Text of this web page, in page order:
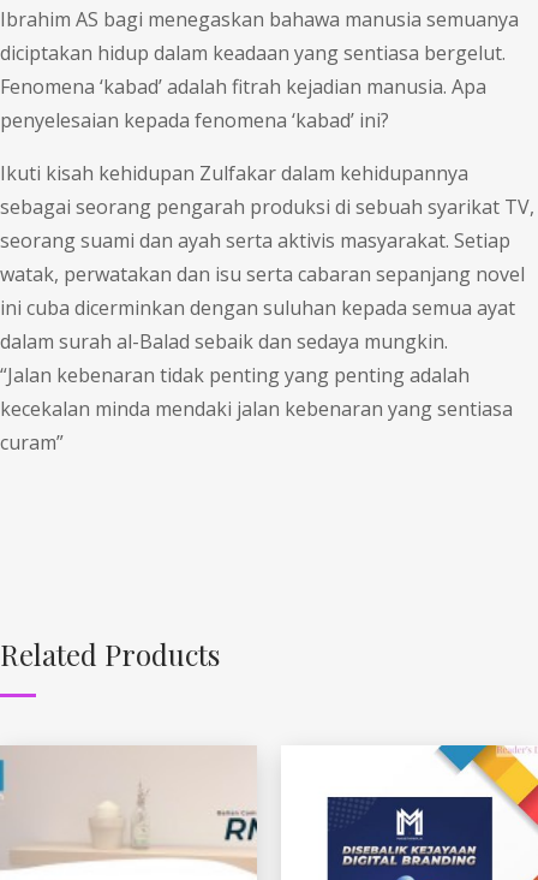
Ibrahim AS bagi menegaskan bahawa manusia semuanya
diciptakan hidup dalam keadaan yang sentiasa bergelut.
Fenomena ‘kabad’ adalah fitrah kejadian manusia. Apa
penyelesaian kepada fenomena ‘kabad’ ini?
Ikuti kisah kehidupan Zulfakar dalam kehidupannya
sebagai seorang pengarah produksi di sebuah syarikat TV,
seorang suami dan ayah serta aktivis masyarakat. Setiap
watak, perwatakan dan isu serta cabaran sepanjang novel
ini cuba dicerminkan dengan suluhan kepada semua ayat
dalam surah al-Balad sebaik dan sedaya mungkin.
“Jalan kebenaran tidak penting yang penting adalah
kecekalan minda mendaki jalan kebenaran yang sentiasa
curam”
Related Products